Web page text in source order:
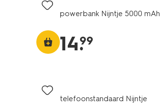
powerbank Nijntje 5000 mAh
14.
99
telefoonstandaard Nijntje